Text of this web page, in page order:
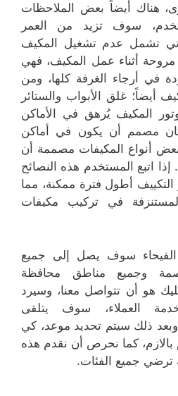
هناك أيضاً بعض الملاحظات
سوف تزيد من العمر
تشمل عدم تشغيل المكيف
أثناء عمل المكيف، فهي
في أرجاء الغرفة كلها، ومن
أيضاً؛ غلق الأبواب والستائر
المكيف يُرهق في الأماكن
كان مصمم أن يكون في أماكن
أنواع المكيفات مصممة أن
اتبع المستخدم هذه النصائح
أطول فترة ممكنة، مما
في تركيب مكيفات
سوف يصل إلى جميع
وجميع مناطق محافظة
هو أن تتواصل معنا، وسيرد
العملاء، سوف يتلقى
وبعد ذلك سيتم تحديد موعد، كي
بالازم، كما نحرص أن نقدم هذه
ترضي جميع الفئات.